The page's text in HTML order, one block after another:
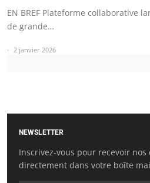
EN BREF Plateforme collaborative
de grande…
2 janvier 2026
NEWSLETTER
Inscrivez-vous pour recevoir
directement dans votre boîte